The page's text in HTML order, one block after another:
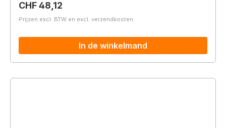
Normale prijs:
CHF 48,12
Prijzen excl. BTW en excl. verzendkosten
In de winkelmand